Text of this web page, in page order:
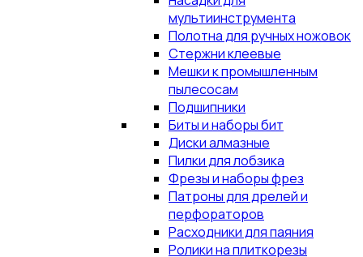
мультиинструмента
Полотна для ручных ножовок
Стержни клеевые
Мешки к промышленным
пылесосам
Подшипники
Биты и наборы бит
Диски алмазные
Пилки для лобзика
Фрезы и наборы фрез
Патроны для дрелей и
перфораторов
Расходники для паяния
Ролики на плиткорезы